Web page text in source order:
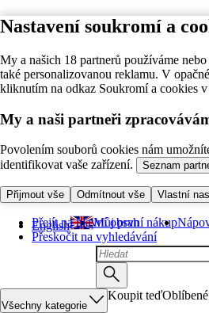
Nastavení soukromí a
My a našich 18 partnerů používáme
také personalizovanou reklamu. V
kliknutím na odkaz Soukromí a cookies
My a naši partneři
Povolením souborů cookies nám
identifikovat vaše zařízení.
Seznam
Přijmout vše Odmítnout vše Vlastní
Přejít na hlavní obsah
Přeskočit na vyhledávání
English Můj první nákup
Všechny kategorie
Koupit teďOblíbené